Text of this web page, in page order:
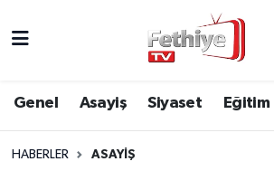
Genel Asayiş Siyaset Eğitim
HABERLER ASAYIŞ
Asayiş
Muğla Hava Durumu
Muğla Namaz Vakitleri